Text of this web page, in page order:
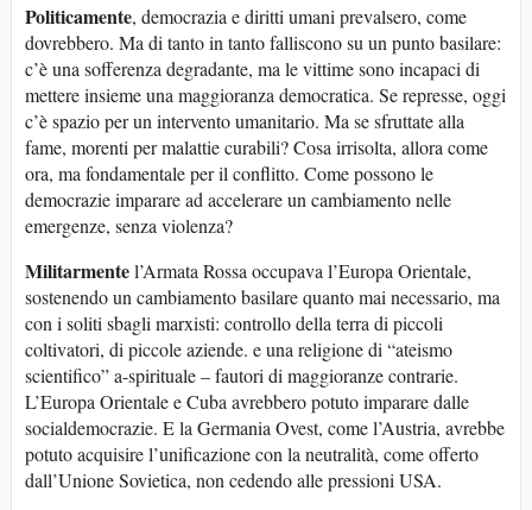
Politicamente, democrazia e diritti umani prevalsero, come
dovrebbero. Ma di tanto in tanto falliscono su un punto basilare:
c’è una sofferenza degradante, ma le vittime sono incapaci di
mettere insieme una maggioranza democratica. Se represse, oggi
c’è spazio per un intervento umanitario. Ma se sfruttate alla
fame, morenti per malattie curabili? Cosa irrisolta, allora come
ora, ma fondamentale per il conflitto. Come possono le
democrazie imparare ad accelerare un cambiamento nelle
emergenze, senza violenza?
Militarmentel’Armata Rossa occupava l’Europa Orientale,
sostenendo un cambiamento basilare quanto mai necessario, ma
con i soliti sbagli marxisti: controllo della terra di piccoli
coltivatori, di piccole aziende. e una religione di “ateismo
scientifico” a-spirituale – fautori di maggioranze contrarie.
L’Europa Orientale e Cuba avrebbero potuto imparare dalle
socialdemocrazie. E la Germania Ovest, come l’Austria, avrebbe
potuto acquisire l’unificazione con la neutralità, come offerto
dall’Unione Sovietica, non cedendo alle pressioni USA.